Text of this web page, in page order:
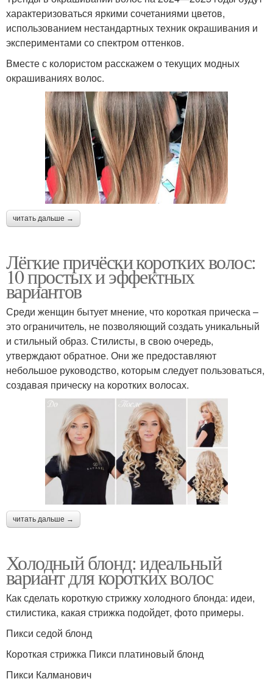
характеризоваться яркими сочетаниями цветов,
использованием нестандартных техник окрашивания и
экспериментами со спектром оттенков.
Вместе с колористом расскажем о текущих модных
окрашиваниях волос.
читать дальше →
Лёгкие причёски коротких волос:
10 простых и эффектных
вариантов
Среди женщин бытует мнение, что короткая прическа –
это ограничитель, не позволяющий создать уникальный
и стильный образ. Стилисты, в свою очередь,
утверждают обратное. Они же предоставляют
небольшое руководство, которым следует пользоваться,
создавая прическу на коротких волосах.
читать дальше →
Холодный блонд: идеальный
вариант для коротких волос
Как сделать короткую стрижку холодного блонда: идеи,
стилистика, какая стрижка подойдет, фото примеры.
Пикси седой блонд
Короткая стрижка Пикси платиновый блонд
Пикси Калманович